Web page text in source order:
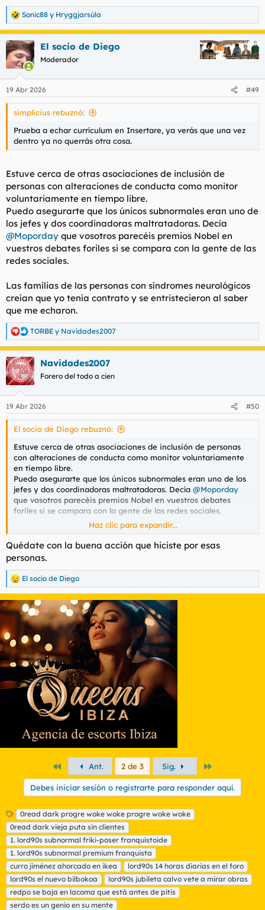
R
e
a
c
c
i
e
s
Sonic88 y Hryggjarsúla
El socio de Diego
Moderador
19 Abr 2026 #49
simplicius rebuznó:
Prueba a echar currículum en Insertare, ya verás que una vez
dentro ya no querrás otra cosa.
Estuve cerca de otras asociaciones de inclusión de
personas con alteraciones de conducta como monitor
voluntariamente en tiempo libre.
Puedo asegurarte que los únicos subnormales eran uno de
los jefes y dos coordinadoras maltratadoras. Decía
@Moporday que vosotros parecéis premios Nobel en
vuestros debates foriles si se compara con la gente de las
redes sociales.
Las familias de las personas con síndromes neurológicos
creían que yo tenía contrato y se entristecieron al saber
que me echaron.
R
e
a
c
c
i
e
s
TORBE y Navidades2007
Navidades2007
Forero del todo a cien
19 Abr 2026 #50
El socio de Diego rebuznó:
Estuve cerca de otras asociaciones de inclusión de personas
con alteraciones de conducta como monitor voluntariamente
en tiempo libre.
Puedo asegurarte que los únicos subnormales eran uno de los
jefes y dos coordinadoras maltratadoras. Decía @Moporday
que vosotros parecéis premios Nobel en vuestros debates
foriles si se compara con la gente de las redes sociales.
Las familias de las personas con síndromes neurológicos creían
que yo tenía contrato y se entristecieron al saber que me
Haz clic para expandir...
Quédate con la buena acción que hiciste por esas
personas.
R
e
a
c
o
n
s
El socio de Diego
PrimeroAnt. 2 de 3 Sig.
Debes iniciar sesión o registrarte para responder aquí.
E
t
i
q
u
e
t
a
s
0read dark progre woke woke progre woke woke
0read dark vieja puta sin clientes
1. lord90s subnormal friki-poser franquistoide
1. lord90s subnormal premium franquista
curro jiménez ahorcado en ikea
lord90s 14 horas diarias en el foro
lord90s el nuevo bilbokoa
lord90s jubileta calvo vete a mirar obras
redpo se baja en lacoma que está antes de pitis
serdo es un genio en su mente